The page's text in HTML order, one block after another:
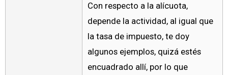
Con respecto a la alícuota,
depende la actividad, al igual que
la tasa de impuesto, te doy
algunos ejemplos, quizá estés
encuadrado allí, por lo que